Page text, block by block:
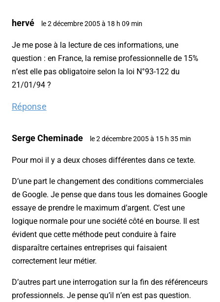
hervé le 2 décembre 2005 à 18 h 09 min
Je me pose à la lecture de ces informations, une
question : en France, la remise professionnelle de 15%
n’est elle pas obligatoire selon la loi N°93-122 du
21/01/94 ?
Réponse
Serge Cheminade le 2 décembre 2005 à 15 h 35 min
Pour moi il y a deux choses différentes dans ce texte.
D’une part le changement des conditions commerciales
de Google. Je pense que dans tous les domaines Google
essaye de prendre le maximum d’argent. C’est une
logique normale pour une société côté en bourse. Il est
évident que cette méthode peut conduire à faire
disparaître certaines entreprises qui faisaient
correctement leur métier.
D’autres part une interrogation sur la fin des référenceurs
professionnels. Je pense qu’il n’en est pas question.